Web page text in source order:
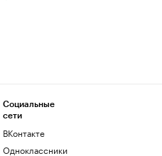
Социальные
сети
ВКонтакте
Одноклассники